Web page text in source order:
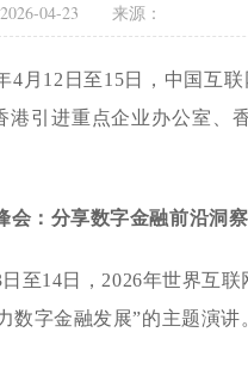
2026-04-23 来源：
4月12日至15日，中国互
港引进重点企业办公室、
会：分享数字金融前沿洞察
日至14日，2026年世界互
数字金融发展”的主题演讲